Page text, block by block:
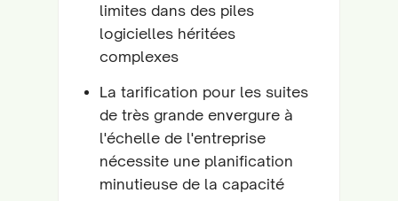
limites dans des piles
logicielles héritées
complexes
La tarification pour les suites
de très grande envergure à
l'échelle de l'entreprise
nécessite une planification
minutieuse de la capacité